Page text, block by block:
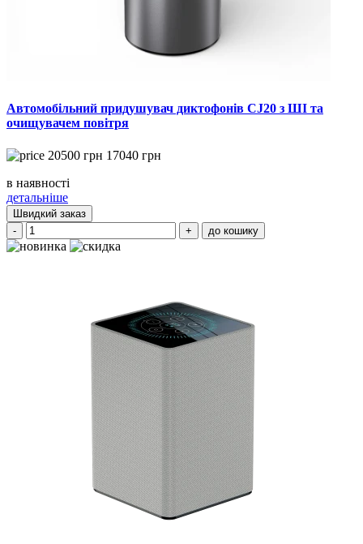
Автомобільний придушувач диктофонів CJ20 з ШІ та
очищувачем повітря
20500 грн 17040 грн
в наявності
детальніше
Швидкий заказ
-
+ до кошику